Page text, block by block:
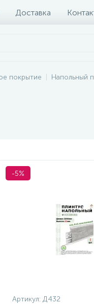
Доставка
покрытие Напольный
-5%
Артикул: Д432